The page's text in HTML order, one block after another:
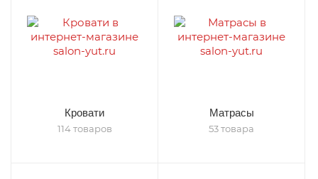
Кровати
114 товаров
Матрасы
53 товара